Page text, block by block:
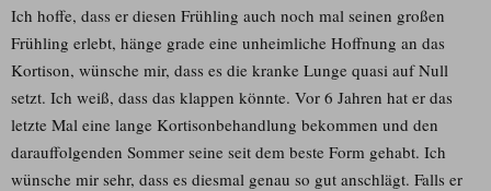
Ich hoffe, dass er diesen Frühling auch noch mal seinen großen
Frühling erlebt, hänge grade eine unheimliche Hoffnung an das
Kortison, wünsche mir, dass es die kranke Lunge quasi auf Null
setzt. Ich weiß, dass das klappen könnte. Vor 6 Jahren hat er das
letzte Mal eine lange Kortisonbehandlung bekommen und den
darauffolgenden Sommer seine seit dem beste Form gehabt. Ich
wünsche mir sehr, dass es diesmal genau so gut anschlägt. Falls er